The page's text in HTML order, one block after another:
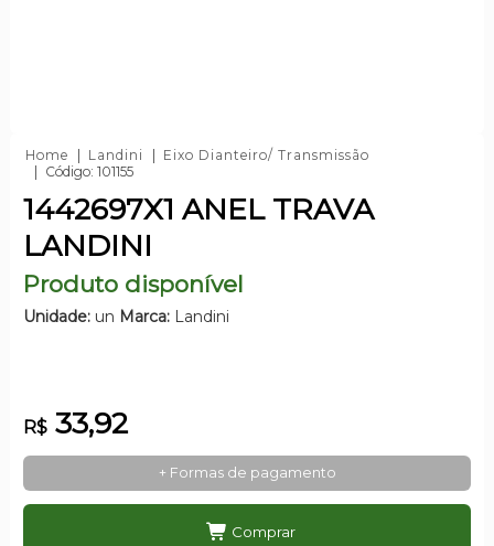
Home Landini
Eixo Dianteiro/ Transmissão
Código: 101155
1442697X1 ANEL TRAVA
LANDINI
Produto disponível
Unidade:un Marca:Landini
R$33,92
+ Formas de pagamento
Comprar